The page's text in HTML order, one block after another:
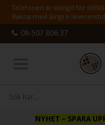
Telefonen är stängd för
Räkna med längre
08-507 806 37
NYHET– SPARA